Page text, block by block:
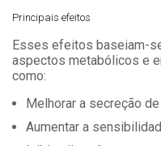
Principais efeitos
Esses efeitos baseiam-
aspectos metabólicos e
como:
Melhorar a secreção
Aumentar a